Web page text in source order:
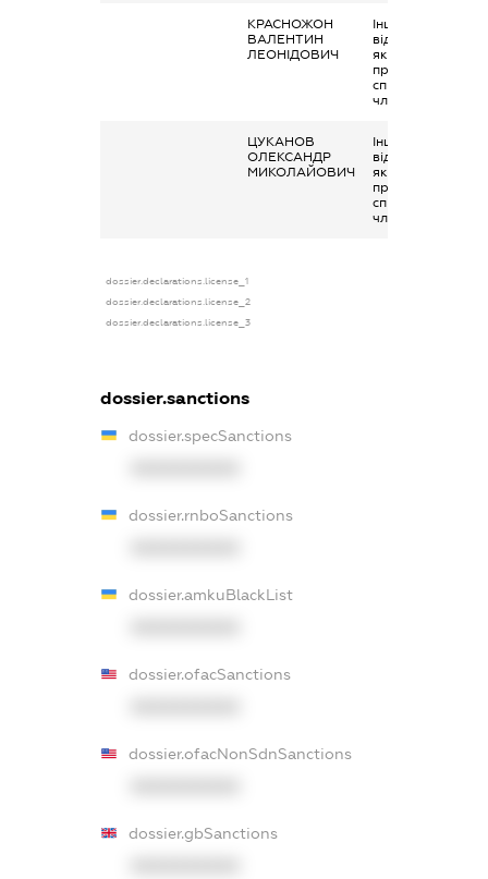
КРАСНОЖОН
ВАЛЕНТИН
ЛЕОНІДОВИЧ
Інше, виплати чи
відшкодування,
які здійснюються
професійними
спілками своїм
членам
ЦУКАНОВ
ОЛЕКСАНДР
МИКОЛАЙОВИЧ
Інше, Виплати чи
відшкодування,
які здійснюються
професійними
спілками своїм
членам
dossier.declarations.license_1
dossier.declarations.license_2
dossier.declarations.license_3
dossier.sanctions
dossier.specSanctions
dossier.rnboSanctions
dossier.amkuBlackList
dossier.ofacSanctions
dossier.ofacNonSdnSanctions
dossier.gbSanctions